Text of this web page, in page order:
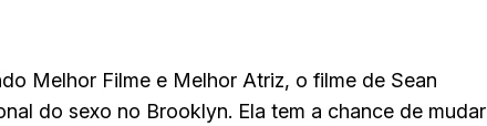
Melhor Filme e Melhor Atriz, o filme de Sean
do sexo no Brooklyn. Ela tem a chance de mudar